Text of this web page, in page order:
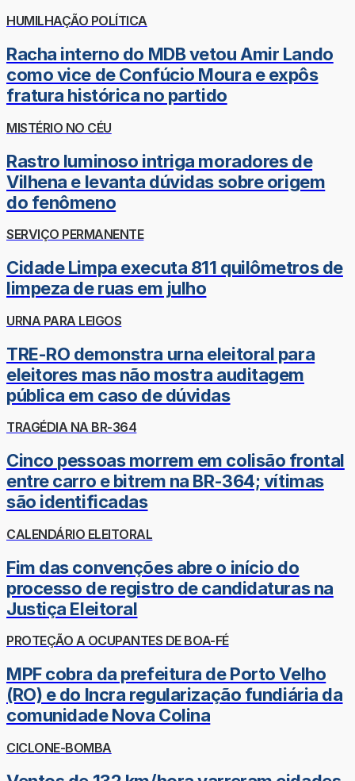
HUMILHAÇÃO POLÍTICA
Racha interno do MDB vetou Amir Lando
como vice de Confúcio Moura e expôs
fratura histórica no partido
MISTÉRIO NO CÉU
Rastro luminoso intriga moradores de
Vilhena e levanta dúvidas sobre origem
do fenômeno
SERVIÇO PERMANENTE
Cidade Limpa executa 811 quilômetros de
limpeza de ruas em julho
URNA PARA LEIGOS
TRE-RO demonstra urna eleitoral para
eleitores mas não mostra auditagem
pública em caso de dúvidas
TRAGÉDIA NA BR-364
Cinco pessoas morrem em colisão frontal
entre carro e bitrem na BR-364; vítimas
são identificadas
CALENDÁRIO ELEITORAL
Fim das convenções abre o início do
processo de registro de candidaturas na
Justiça Eleitoral
PROTEÇÃO A OCUPANTES DE BOA-FÉ
MPF cobra da prefeitura de Porto Velho
(RO) e do Incra regularização fundiária da
comunidade Nova Colina
CICLONE-BOMBA